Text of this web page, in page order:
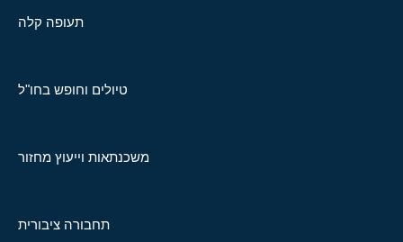
תעופה קלה
טיולים וחופש בחו"ל
משכנתאות וייעוץ מחזור
תחבורה ציבורית